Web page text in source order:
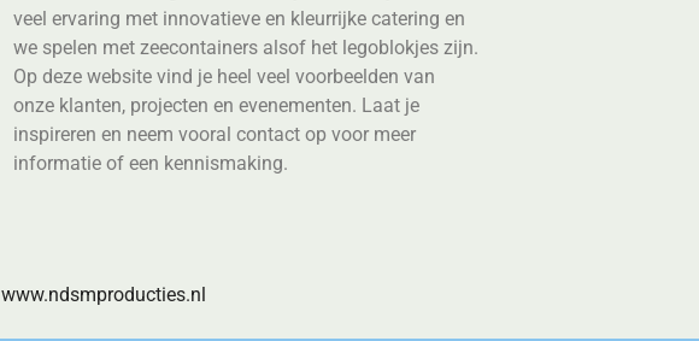
veel ervaring met innovatieve en kleurrijke catering en
we spelen met zeecontainers alsof het legoblokjes zijn.
Op deze website vind je heel veel voorbeelden van
onze klanten, projecten en evenementen. Laat je
inspireren en neem vooral contact op voor meer
informatie of een kennismaking.
www.ndsmproducties.nl